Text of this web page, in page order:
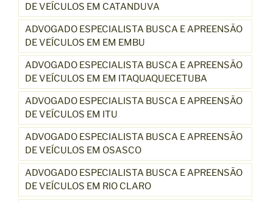
DE VEÍCULOS EM CATANDUVA
ADVOGADO ESPECIALISTA BUSCA E APREENSÃO
DE VEÍCULOS EM EM EMBU
ADVOGADO ESPECIALISTA BUSCA E APREENSÃO
DE VEÍCULOS EM EM ITAQUAQUECETUBA
ADVOGADO ESPECIALISTA BUSCA E APREENSÃO
DE VEÍCULOS EM ITU
ADVOGADO ESPECIALISTA BUSCA E APREENSÃO
DE VEÍCULOS EM OSASCO
ADVOGADO ESPECIALISTA BUSCA E APREENSÃO
DE VEÍCULOS EM RIO CLARO